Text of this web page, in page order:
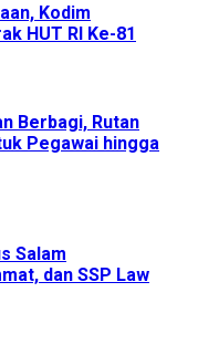
Kodim
HUT RI Ke-81
Berbagi, Rutan
Pegawai hingga
Salam
dan SSP Law